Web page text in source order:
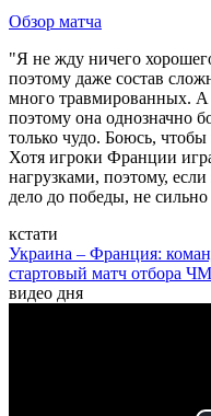
Обзор матча
"Я не жду ничего
поэтому даже состав
много травмированных. А
поэтому она однозначно
только чудо. Боюсь,
Хотя игроки Франции
нагрузками, поэтому,
дело до победы, не сильно
кстати
Украина – Франция:
стартовый матч отбора
видео дня